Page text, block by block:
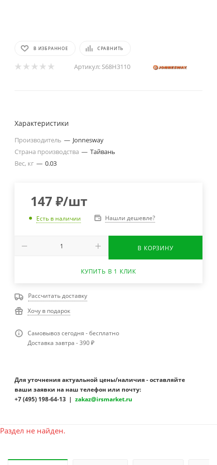
В ИЗБРАННОЕ СРАВНИТЬ
Артикул: S68H3110
Характеристики
Производитель — Jonnesway
Страна производства — Тайвань
Вес, кг — 0.03
147 ₽/шт
Есть в наличии Нашли дешевле?
В КОРЗИНУ
КУПИТЬ В 1 КЛИК
Рассчитать доставку
Хочу в подарок
Самовывоз сегодня - бесплатно
Доставка завтра - 390 ₽
Для уточнения актуальной цены/наличия - оставляйте
ваши заявки на наш телефон или почту:
+7 (495) 198-64-13 | zakaz@irsmarket.ru
Раздел не найден.